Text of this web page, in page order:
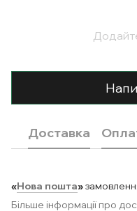
Доставка
«Нова пошта»
Більше інформації про